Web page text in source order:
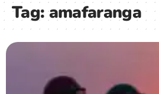
Tag:amafaranga